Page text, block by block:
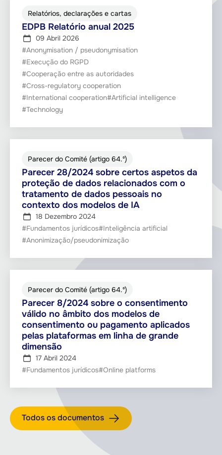
EDPB Relatório anual 2025
Relatórios, declarações e cartas
09 Abril 2026
#Anonymisation / pseudonymisation
#Execução do RGPD
#Cooperação entre as autoridades
#Cross-regulatory cooperation
#International cooperation#Artificial intelligence
#Technology
Parecer 28/2024 sobre certos aspetos da
proteção de dados relacionados com o
tratamento de dados pessoais no
contexto dos modelos de IA
Parecer do Comité (artigo 64.º)
18 Dezembro 2024
#Fundamentos jurídicos#Inteligência artificial
#Anonimização/pseudonimização
Parecer 8/2024 sobre o consentimento
válido no âmbito dos modelos de
consentimento ou pagamento aplicados
pelas plataformas em linha de grande
dimensão
Parecer do Comité (artigo 64.º)
17 Abril 2024
#Fundamentos jurídicos#Online platforms
Todos os documentos